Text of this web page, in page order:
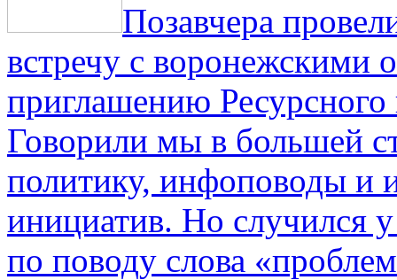
Позавчера
встречу с воронежскими
приглашению
Говорили мы в большей
политику, инфоповоды
инициатив. Но случился
по поводу слова